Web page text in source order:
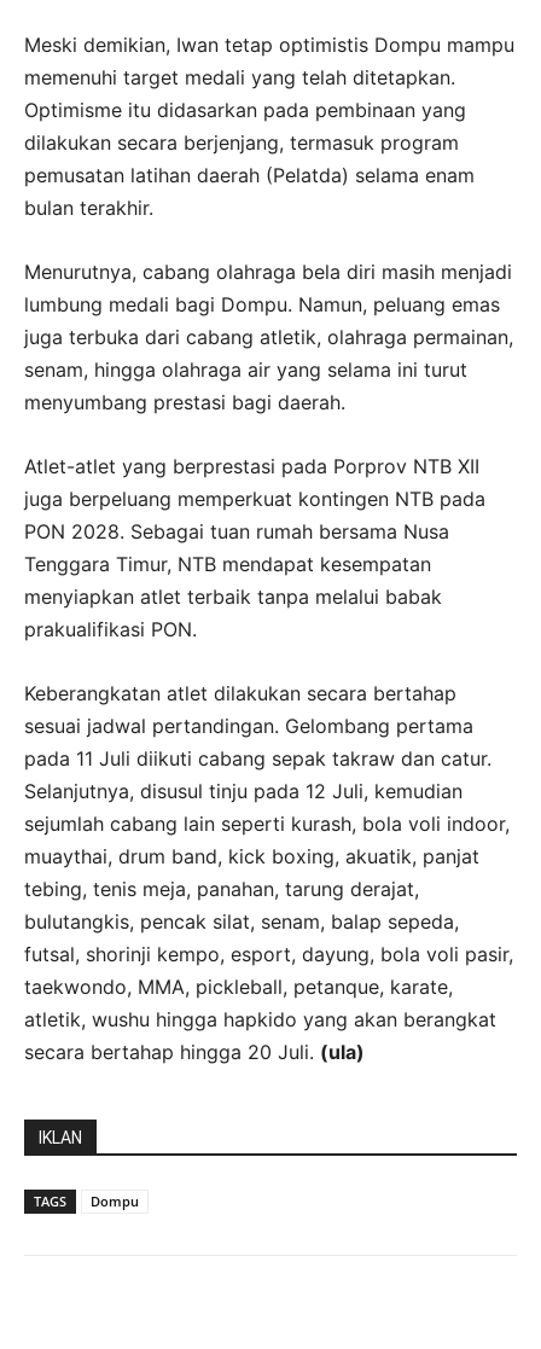
Meski demikian, Iwan tetap optimistis Dompu mampu
memenuhi target medali yang telah ditetapkan.
Optimisme itu didasarkan pada pembinaan yang
dilakukan secara berjenjang, termasuk program
pemusatan latihan daerah (Pelatda) selama enam
bulan terakhir.
Menurutnya, cabang olahraga bela diri masih menjadi
lumbung medali bagi Dompu. Namun, peluang emas
juga terbuka dari cabang atletik, olahraga permainan,
senam, hingga olahraga air yang selama ini turut
menyumbang prestasi bagi daerah.
Atlet-atlet yang berprestasi pada Porprov NTB XII
juga berpeluang memperkuat kontingen NTB pada
PON 2028. Sebagai tuan rumah bersama Nusa
Tenggara Timur, NTB mendapat kesempatan
menyiapkan atlet terbaik tanpa melalui babak
prakualifikasi PON.
Keberangkatan atlet dilakukan secara bertahap
sesuai jadwal pertandingan. Gelombang pertama
pada 11 Juli diikuti cabang sepak takraw dan catur.
Selanjutnya, disusul tinju pada 12 Juli, kemudian
sejumlah cabang lain seperti kurash, bola voli indoor,
muaythai, drum band, kick boxing, akuatik, panjat
tebing, tenis meja, panahan, tarung derajat,
bulutangkis, pencak silat, senam, balap sepeda,
futsal, shorinji kempo, esport, dayung, bola voli pasir,
taekwondo, MMA, pickleball, petanque, karate,
atletik, wushu hingga hapkido yang akan berangkat
secara bertahap hingga 20 Juli. (ula)
IKLAN
TAGS Dompu